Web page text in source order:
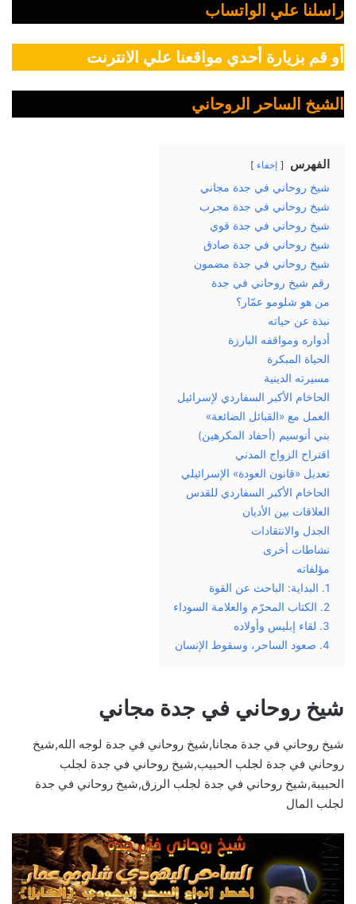
راسلنا علي الواتساب
أو قم بزيارة أحدي مواقعنا علي الانترنت
الشيخ الساحر الروحاني
الفهرس إخفاء
شيخ روحاني في جدة مجاني
شيخ روحاني في جدة مجرب
شيخ روحاني في جدة قوي
شيخ روحاني في جدة صادق
شيخ روحاني في جدة مضمون
رقم شيخ روحاني في جدة
من هو شلومو عمّار؟
نبذة عن حياته
أدواره ومواقفه البارزة
الحياة المبكرة
مسيرته الدينية
الحاخام الأكبر السفاردي لإسرائيل
العمل مع «القبائل الضائعة»
بني أنوسيم (أحفاد المكرهين)
اقتراح الزواج المدني
تعديل «قانون العودة» الإسرائيلي
الحاخام الأكبر السفاردي للقدس
العلاقات بين الأديان
الجدل والانتقادات
نشاطات أخرى
مؤلفاته
1. البداية: الباحث عن القوة
2. الكتاب المحرّم والعلامة السوداء
3. لقاء إبليس وأولاده
4. صعود الساحر، وسقوط الإنسان
شيخ روحاني في جدة مجاني
شيخ روحاني في جدة مجانا,شيخ روحاني في جدة لوجه الله,شيخ
روحاني في جدة لجلب الحبيب,شيخ روحاني في جدة لجلب
الحبيبة,شيخ روحاني في جدة لجلب الرزق,شيخ روحاني في جدة
لجلب المال